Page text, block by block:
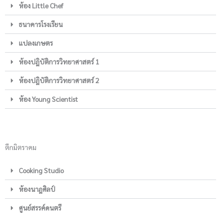
ห้อง Little Chef
ธนาคารโรงเรียน
แปลงเกษตร
ห้องปฎิบัติการวิทยาศาสตร์ 1
ห้องปฎิบัติการวิทยาศาสตร์ 2
ห้อง Young Scientist
ตึกมิตราคม
Cooking Studio
ห้องนาฎศิลป์
ศูนย์สรรค์ดนตรี